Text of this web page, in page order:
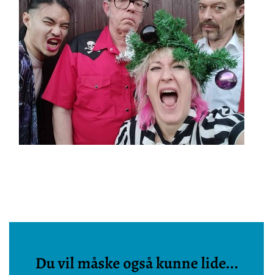
Du vil måske også kunne lide...